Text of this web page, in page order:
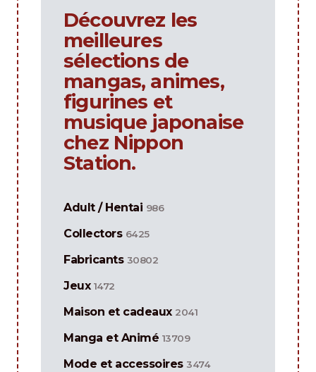
Découvrez les
meilleures
sélections de
mangas, animes,
figurines et
musique japonaise
chez Nippon
Station.
Adult / Hentai 986
Collectors 6425
Fabricants 30802
Jeux 1472
Maison et cadeaux 2041
Manga et Animé 13709
Mode et accessoires 3474